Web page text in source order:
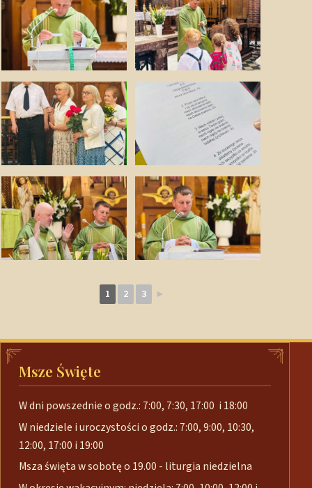
1 2 3 ►
Msze Święte
W dni powszednie o godz.: 7:00, 7:30, 17:00 i 18:00
W niedziele i uroczystości o godz.: 7:00, 9:00, 10:30,
12:00, 17:00 i 19:00
Msza święta w sobotę o 19.00 - liturgia niedzielna